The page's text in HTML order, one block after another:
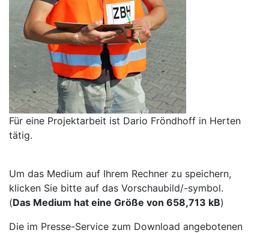
Für eine Projektarbeit ist Dario Fröndhoff in Herten
tätig.
Um das Medium auf Ihrem Rechner zu speichern,
klicken Sie bitte auf das Vorschaubild/-symbol.
(Das Medium hat eine Größe von 658,713 kB)
Die im Presse-Service zum Download angebotenen